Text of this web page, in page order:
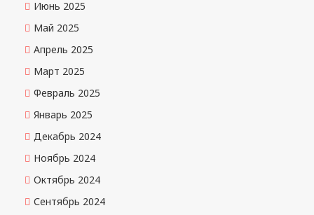
Июнь 2025
Май 2025
Апрель 2025
Март 2025
Февраль 2025
Январь 2025
Декабрь 2024
Ноябрь 2024
Октябрь 2024
Сентябрь 2024